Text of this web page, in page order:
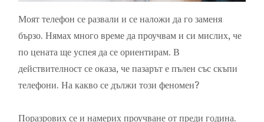
Моят телефон се развали и се наложи да го заменя
бързо. Нямах много време да проучвам и си мислих, че
по цената ще успея да се ориентирам. В
действителност се оказа, че пазарът е пълен със скъпи
телефони. На какво се дължи този феномен?
Поразрових се и намерих проучване от преди година.